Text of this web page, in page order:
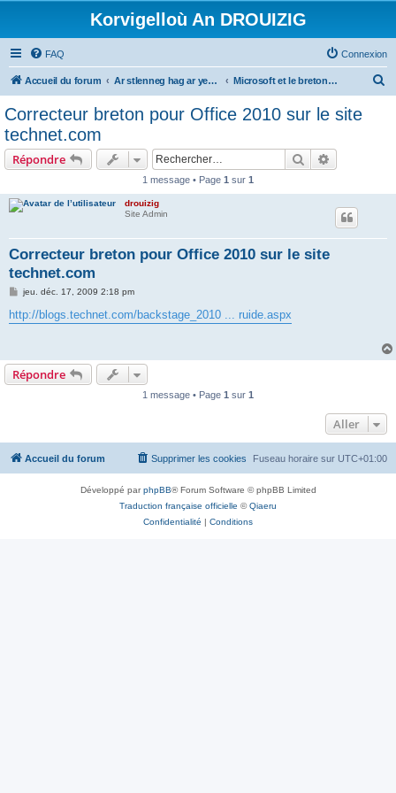
Korvigelloù An DROUIZIG
FAQ Connexion
Accueil du forum Ar stlenneg hag ar yezhoù bihan er bed a-bezh Microsoft et le breton - Microsoft and the Breton language
Correcteur breton pour Office 2010 sur le site
technet.com
Répondre Rechercher
1 message • Page 1 sur 1
drouizig
Site Admin
Correcteur breton pour Office 2010 sur le site
technet.com
M
s
s
jeu. déc. 17, 2009 2:18 pm
http://blogs.technet.com/backstage_2010 ... ruide.aspx
Répondre
1 message • Page 1 sur 1
Aller
Accueil du forum Fuseau horaire sur UTC+01:00
Supprimer les cookies
Développé parphpBB® Forum Software © phpBB Limited
Traduction française officielle ©Qiaeru
Confidentialité | Conditions